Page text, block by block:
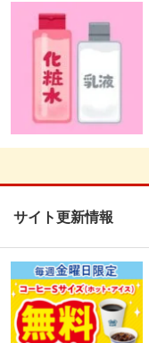
サイト更新情報